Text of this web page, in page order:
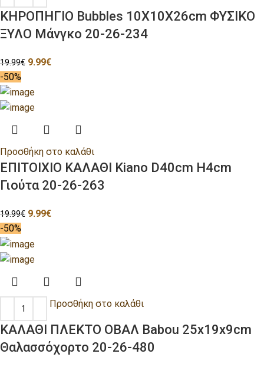
ΚΗΡΟΠΗΓΙΟ Bubbles 10Χ10Χ26cm ΦΥΣΙΚΟ
ΞΥΛΟ Μάνγκο 20-26-234
19.99€ 9.99€
-50%
Προσθήκη στο καλάθι
ΕΠΙΤΟΙΧΙΟ ΚΑΛΑΘΙ Kiano D40cm H4cm
Γιούτα 20-26-263
19.99€ 9.99€
-50%
Προσθήκη στο καλάθι
ΚΑΛΑΘΙ ΠΛΕΚΤΟ ΟΒΑΛ Babou 25x19x9cm
Θαλασσόχορτο 20-26-480